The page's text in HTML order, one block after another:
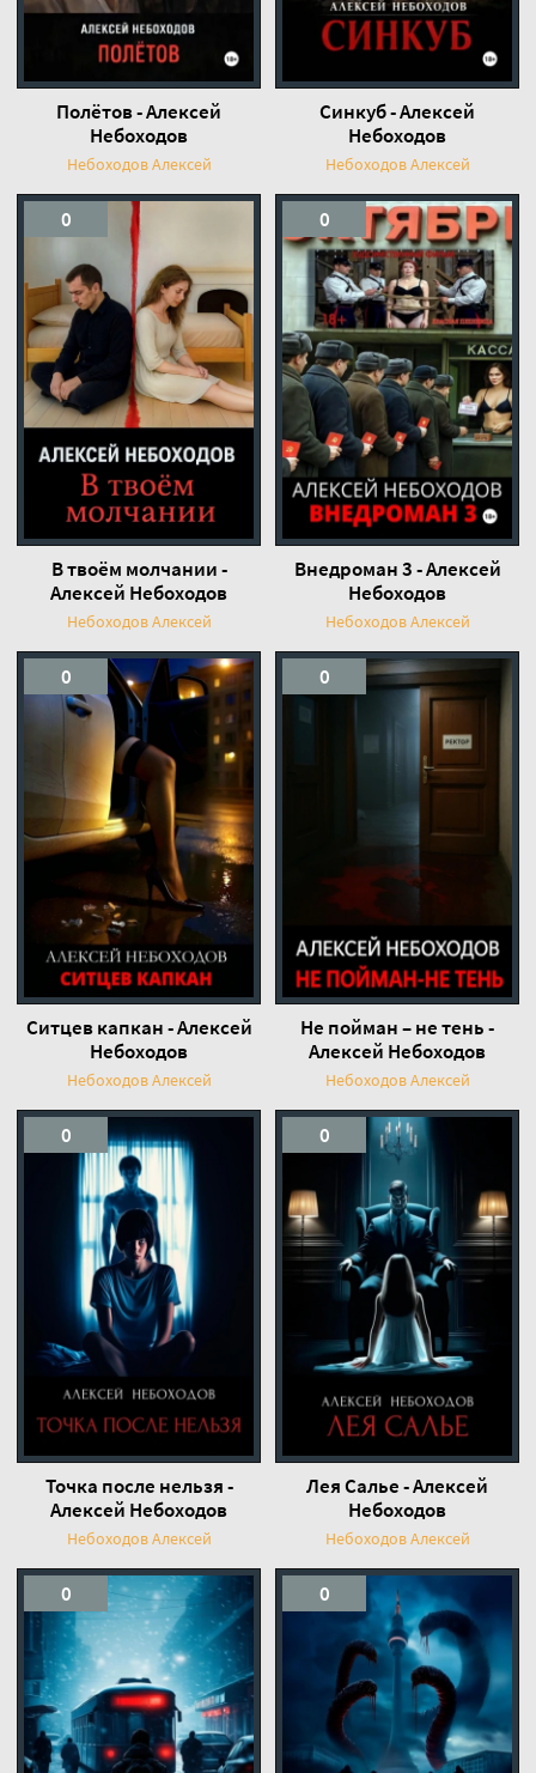
Полётов - Алексей
Небоходов
Небоходов Алексей
Синкуб - Алексей
Небоходов
Небоходов Алексей
0
В твоём молчании -
Алексей Небоходов
Небоходов Алексей
0
Внедроман 3 - Алексей
Небоходов
Небоходов Алексей
0
Ситцев капкан - Алексей
Небоходов
Небоходов Алексей
0
Не пойман – не тень -
Алексей Небоходов
Небоходов Алексей
0
Точка после нельзя -
Алексей Небоходов
Небоходов Алексей
0
Лея Салье - Алексей
Небоходов
Небоходов Алексей
0 0